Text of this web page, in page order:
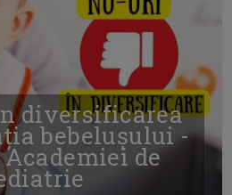
diversificarea
bebelușului -
de